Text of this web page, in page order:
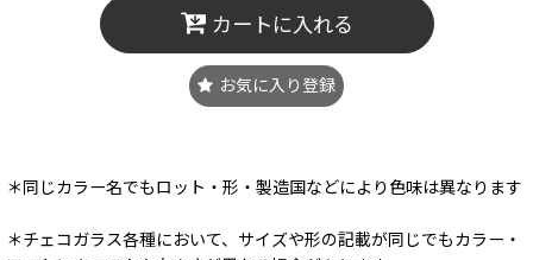
カートに入れる
お気に入り登録
＊同じカラー名でもロット・形・製造国などにより色味は異なります
＊チェコガラス各種において、サイズや形の記載が同じでもカラー・